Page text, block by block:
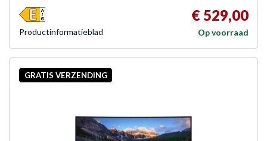
€ 529,00
Op voorraad
Product­informatieblad
GRATIS VERZENDING